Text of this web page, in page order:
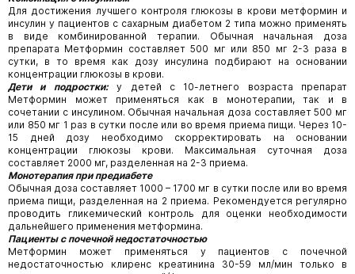
Для достижения лучшего контроля глюкозы в крови метформин и
инсулин у пациентов с сахарным диабетом 2 типа можно применять
в виде комбинированной терапии. Обычная начальная доза
препарата Метформин составляет 500 мг или 850 мг 2-3 раза в
сутки, в то время как дозу инсулина подбирают на основании
концентрации глюкозы в крови.
Дети и подростки:
у детей с 10-летнего возраста препарат
Метформин может применяться как в монотерапии, так и в
сочетании с инсулином. Обычная начальная доза составляет 500 мг
или 850 мг 1 раз в сутки после или во время приема пищи. Через 10-
15 дней дозу необходимо скорректировать на основании
концентрации глюкозы крови. Максимальная суточная доза
составляет 2000 мг, разделенная на 2-3 приема.
Монотерапия при предиабете
Обычная доза составляет 1000 – 1700 мг в сутки после или во время
приема пищи, разделенная на 2 приема. Рекомендуется регулярно
проводить гликемический контроль для оценки необходимости
дальнейшего применения метформина.
Пациенты с почечной недостаточностью
Метформин может применяться у пациентов с почечной
недостаточностью клиренс креатинина 30-59 мл/мин только в